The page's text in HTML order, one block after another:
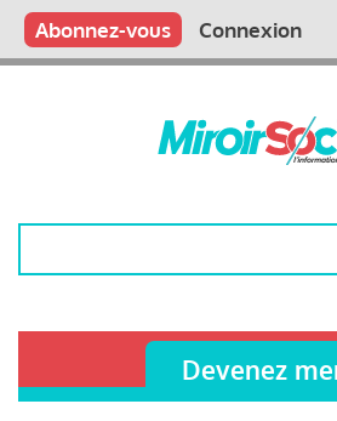
Aller
contenu
Main
Qui sommes nous ?
Vous publiez
Nous publions
Contactez-nous
Abonnez-vous Connexion
Devenez